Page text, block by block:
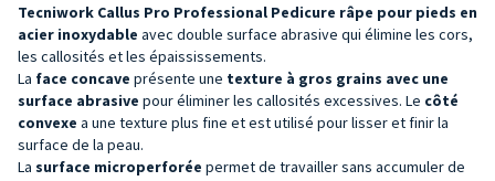
Tecniwork Callus Pro Professional Pedicure râpe pour pieds en
acier inoxydable avec double surface abrasive qui élimine les cors,
les callosités et les épaississements.
La face concave présente une texture à gros grains avec une
surface abrasive pour éliminer les callosités excessives. Le côté
convexe a une texture plus fine et est utilisé pour lisser et finir la
surface de la peau.
La surface microperforée permet de travailler sans accumuler de